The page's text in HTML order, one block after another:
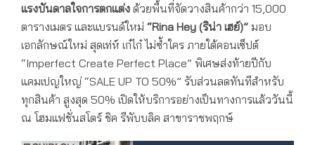
แรงบันดาลใจการตกแต่ง ด้วยพื้นที่จัดวางสินค้ากว่า 15,000
ตารางเมตร และแบรนด์ใหม่ “Rina Hey (ริน่า เฮย์)” มอบ
เอกลักษณ์ใหม่ สุดเท่ห์ เก๋ไก๋ ไม่ซ้ำใคร ภายใต้คอนเซ็ปต์
“Imperfect Create Perfect Place” พิเศษส่งท้ายปีกับ
แคมเปญใหญ่ “SALE UP TO 50%” รับส่วนลดทันทีสำหรับ
ทุกสินค้า สูงสุด 50% เปิดให้บริการอย่างเป็นทางการแล้ววันนี้
ณ โฮมแฟชั่นสโตร์ ชิค รีพับบลิค สาขาราชพฤกษ์